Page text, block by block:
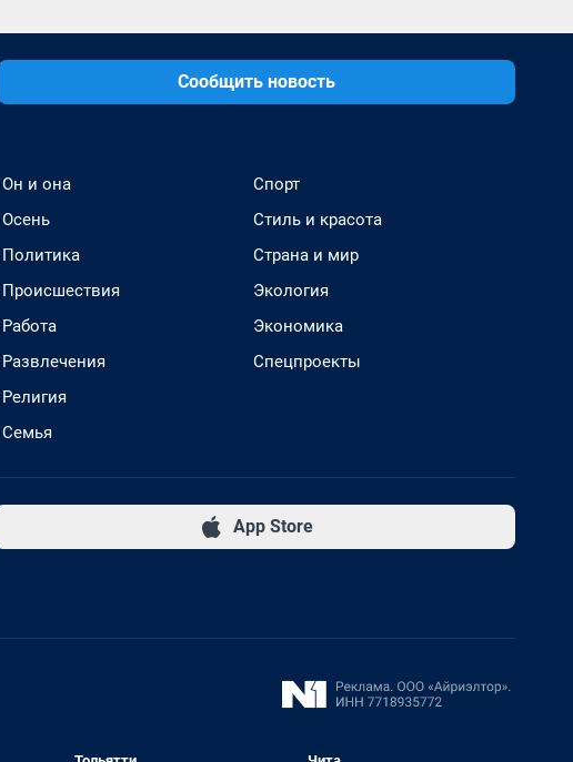
Сообщить новость
Он и она
Осень
Политика
Происшествия
Работа
Развлечения
Религия
Семья
Спорт
Стиль и красота
Страна и мир
Экология
Экономика
Спецпроекты
App Store